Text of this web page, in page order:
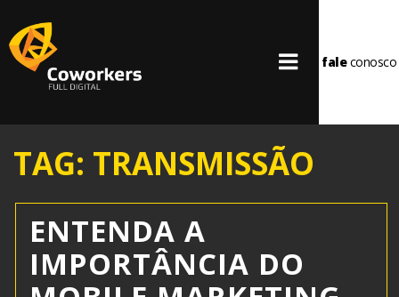
faleconosco
TAG: TRANSMISSÃO
ENTENDA A
IMPORTÂNCIA DO